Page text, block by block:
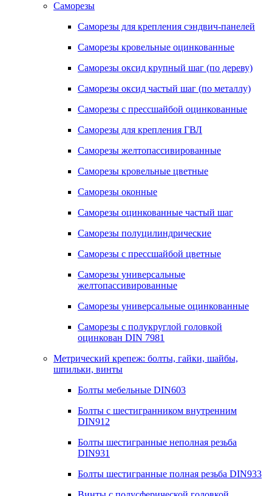
Саморезы
Саморезы для крепления сэндвич-панелей
Саморезы кровельные оцинкованные
Саморезы оксид крупный шаг (по дереву)
Саморезы оксид частый шаг (по металлу)
Саморезы с прессшайбой оцинкованные
Саморезы для крепления ГВЛ
Саморезы желтопассивированные
Саморезы кровельные цветные
Саморезы оконные
Саморезы оцинкованные частый шаг
Саморезы полуцилиндрические
Саморезы с прессшайбой цветные
Саморезы универсальные
желтопассивированные
Саморезы универсальные оцинкованные
Саморезы с полукруглой головкой
оцинкован DIN 7981
Метрический крепеж: болты, гайки, шайбы,
шпильки, винты
Болты мебельные DIN603
Болты с шестигранником внутренним
DIN912
Болты шестигранные неполная резьба
DIN931
Болты шестигранные полная резьба DIN933